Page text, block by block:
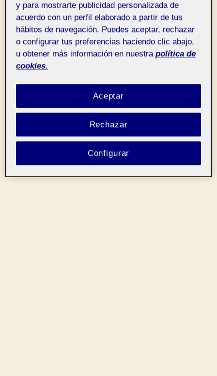
Pública
y para mostrarte publicidad personalizada de
acuerdo con un perfil elaborado a partir de tus
hábitos de navegación. Puedes aceptar, rechazar
o configurar tus preferencias haciendo clic abajo,
u obtener más información en nuestra política de
cookies.
Rechazar
Aceptar
Configurar